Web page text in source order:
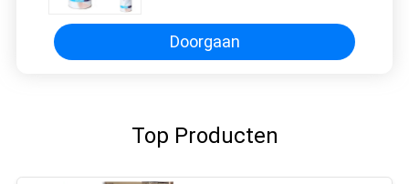
Doorgaan
Top Producten